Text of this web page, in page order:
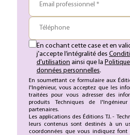
Email professionnel *
Téléphone
En cochant cette case et en
j'accepte l’intégralité des
d'utilisation ainsi que la
données personnelles.
En soumettant ce formulaire aux
l'Ingénieur, vous acceptez que les
traitées pour vous adresser des
produits Techniques de
partenaires.
Les applications des Éditions T.I. -
leurs contenus sont destinés à un
coordonnées que vous indiquez font